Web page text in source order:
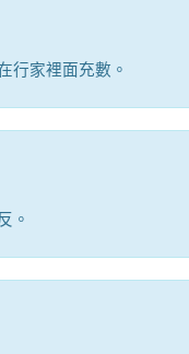
行家裡面充數。
。